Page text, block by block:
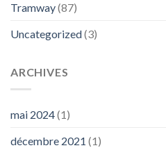
Tramway(87)
Uncategorized(3)
ARCHIVES
mai 2024(1)
décembre 2021 (1)